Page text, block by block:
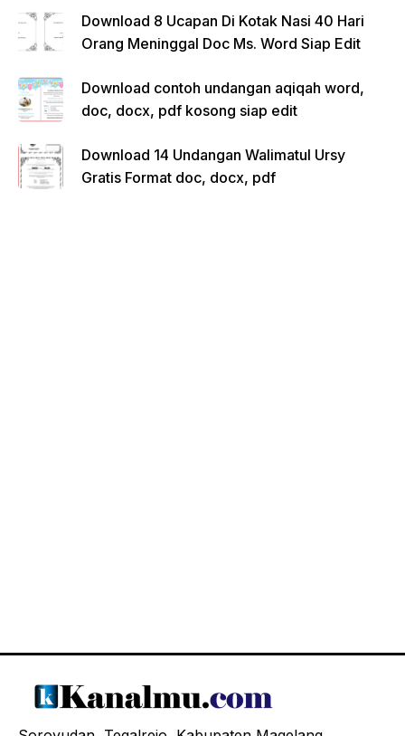
Download 8 Ucapan Di Kotak Nasi 40 Hari
Orang Meninggal Doc Ms. Word Siap Edit
Download contoh undangan aqiqah word,
doc, docx, pdf kosong siap edit
Download 14 Undangan Walimatul Ursy
Gratis Format doc, docx, pdf